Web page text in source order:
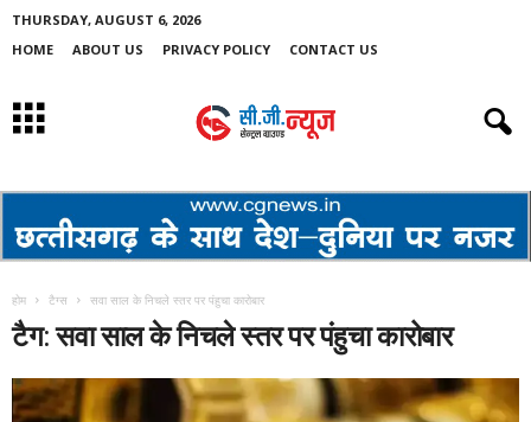
THURSDAY, AUGUST 6, 2026
HOME
ABOUT US PRIVACY POLICY CONTACT US
होम टैग्स सवा साल के निचले स्तर पर पंहुचा कारोबार
टैग: सवा साल के निचले स्तर पर पंहुचा कारोबार